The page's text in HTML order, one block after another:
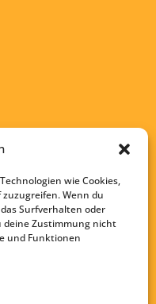
wie Cookies,
Wenn du
Surfverhalten oder
deine Zustimmung nicht
und Funktionen